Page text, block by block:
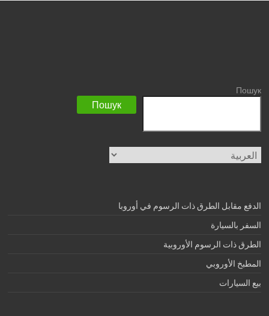
Пошук
Пошук
اختر
لغة
الدفع مقابل الطرق ذات الرسوم في أوروبا
السفر بالسيارة
الطرق ذات الرسوم الأوروبية
المطبخ الأوروبي
بيع السيارات